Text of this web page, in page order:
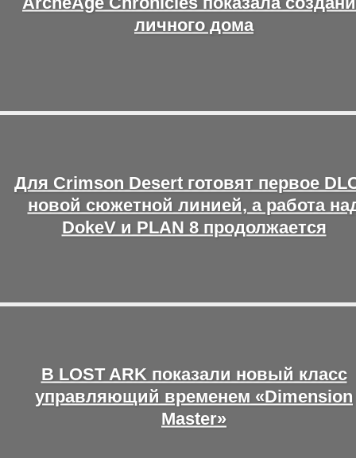
личного дома
Для Crimson Desert готовят первое
новой сюжетной линией, а работа
DokeV и PLAN 8 продолжается
В LOST ARK показали новый класс
управляющий временем «Dimension
Master»